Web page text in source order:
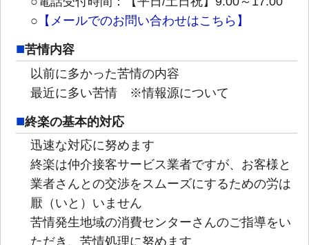
○ 【メールでのお問い合わせはこちら】
苦情内容
以前に多かった苦情の内容
最近に多い苦情 ※情報源について
終楽の基本的対応
迅速な対応に努めます
終楽は仲介接客サービス業者ですが、お客様と
業者さんとの交渉をスムーズにするための労は
厭（いと）いません
苦情発生地域の消費センターさんのご指導をい
ただき、苦情処理に努めます